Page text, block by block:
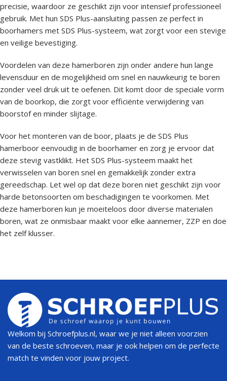
precisie, waardoor ze geschikt zijn voor intensief professioneel
gebruik. Met hun SDS Plus-aansluiting passen ze perfect in
boorhamers met SDS Plus-systeem, wat zorgt voor een stevige
en veilige bevestiging.
Voordelen van deze hamerboren zijn onder andere hun lange
levensduur en de mogelijkheid om snel en nauwkeurig te boren
zonder veel druk uit te oefenen. Dit komt door de speciale vorm
van de boorkop, die zorgt voor efficiënte verwijdering van
boorstof en minder slijtage.
Voor het monteren van de boor, plaats je de SDS Plus
hamerboor eenvoudig in de boorhamer en zorg je ervoor dat
deze stevig vastklikt. Het SDS Plus-systeem maakt het
verwisselen van boren snel en gemakkelijk zonder extra
gereedschap. Let wel op dat deze boren niet geschikt zijn voor
harde betonsoorten om beschadigingen te voorkomen. Met
deze hamerboren kun je moeiteloos door diverse materialen
boren, wat ze onmisbaar maakt voor elke aannemer, ZZP en doe
het zelf klusser.
Welkom bij Schroefplus.nl, waar we je niet alleen voorzien
van de beste schroeven, maar je ook helpen om de perfecte
match te vinden voor jouw project.